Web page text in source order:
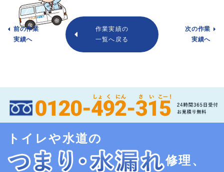
前の作業
実績へ
作業実績の
一覧へ戻る
次の作業
実績へ
トイレや水道の
修理、